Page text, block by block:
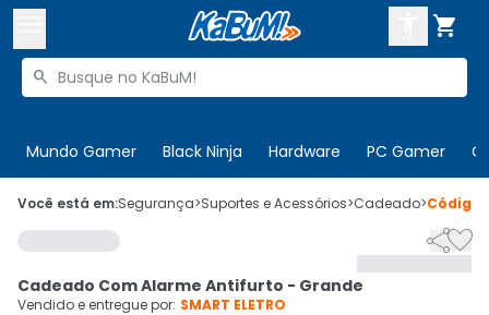

Buscar produtos

Mundo Gamer Black Ninja Hardware PC Gamer
 Olá. Acesse sua conta
 Departamentos
Cupons
CADASTRE-SE
Você está em:Segurança>Suportes e Acessórios>Cadeado>Código

Cadeado Com Alarme Antifurto - Grande
Vendido e entregue por: SMART ELETRO